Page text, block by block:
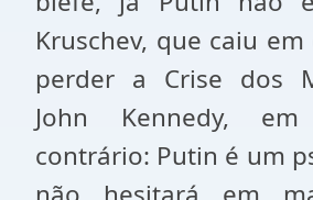
Kruschev, que caiu
perder a Crise dos
John Kennedy,
contrário: Putin é um